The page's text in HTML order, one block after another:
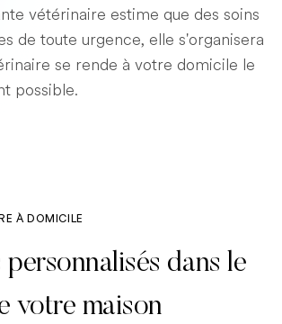
vétérinaire estime que des soins
de toute urgence, elle s'organisera
se rende à votre domicile le
possible.
À DOMICILE
personnalisés dans le
votre maison